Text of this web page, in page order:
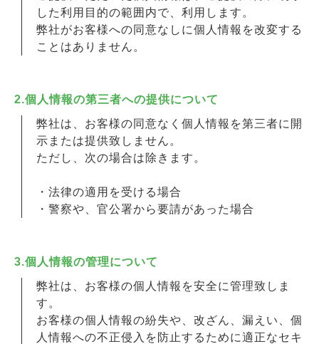
した利用目的の範囲内で、利用します。
弊社がお客様への同意なしに個人情報を改変する
ことはありません。
2.個人情報の第三者への提供について
弊社は、お客様の同意なく個人情報を第三者に開
示または提供致しません。
ただし、次の場合は除きます。
・法律の適用を受ける場合
・警察や、官公署から要請があった場合
3.個人情報の管理について
弊社は、お客様の個人情報を安全に管理致しま
す。
お客様の個人情報の紛失や、改ざん、漏えい、個
人情報への不正侵入を防止するために適正なセキ